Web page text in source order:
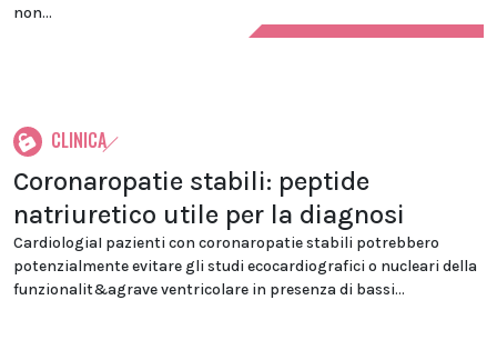
non...
CLINICA
Coronaropatie stabili: peptide
natriuretico utile per la diagnosi
CardiologiaI pazienti con coronaropatie stabili potrebbero
potenzialmente evitare gli studi ecocardiografici o nucleari della
funzionalit&agrave ventricolare in presenza di bassi...